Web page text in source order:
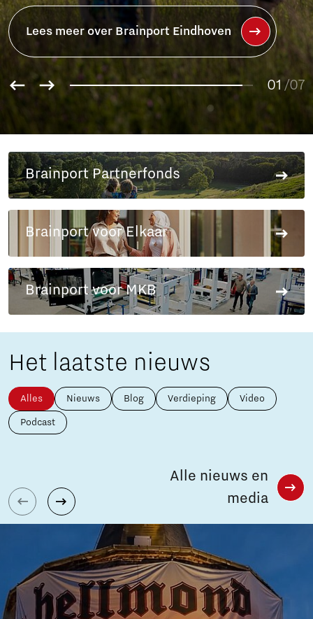
01
02
03
04
06
07
/07
Brainport Partnerfonds
Brainport voor Elkaar
Brainport voor MKB
Het laatste nieuws
Alles Nieuws Blog Verdieping Video
Podcast
Alle nieuws en
media